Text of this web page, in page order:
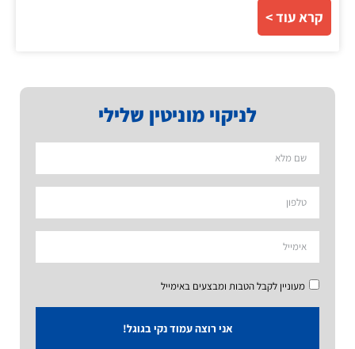
לניקוי מוניטין שלילי
מעוניין לקבל הטבות ומבצעים באימייל
אני רוצה עמוד נקי בגוגל!
קרא עוד >